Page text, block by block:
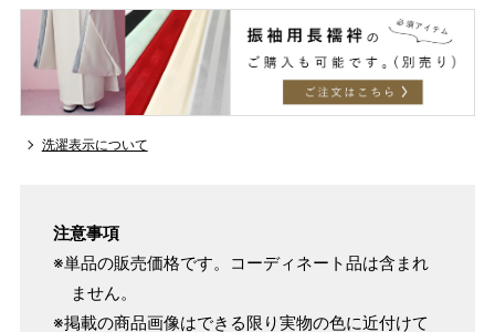
パターンオーダー（弊社規定のS～LLサイズより、身長・
ヒップを目安にサイズをお選びいただく）
洗濯表示について
注意事項
※単品の販売価格です。コーディネート品は含まれ
ません。
※掲載の商品画像はできる限り実物の色に近付けて